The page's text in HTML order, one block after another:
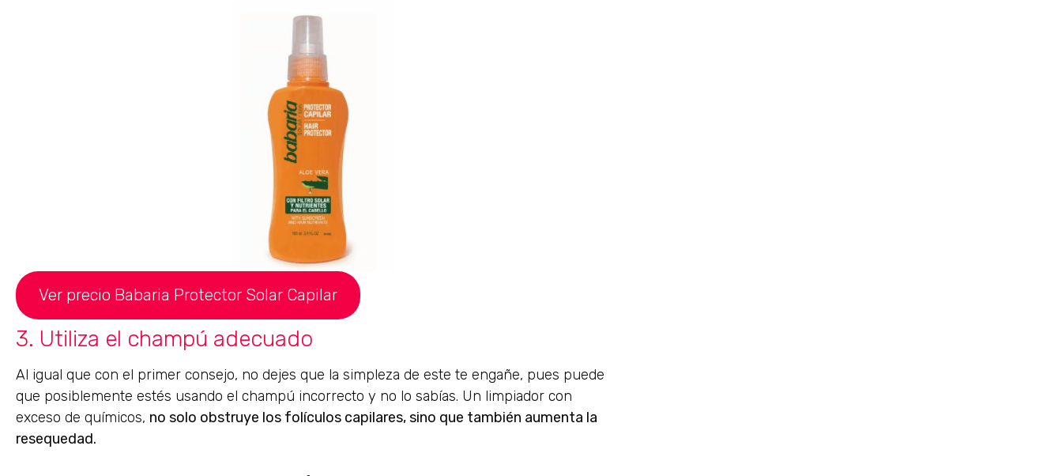
Ver precio Babaria Protector Solar Capilar
3. Utiliza el champú adecuado
Al igual que con el primer consejo, no dejes que la simpleza de este te engañe, pues puede
que posiblemente estés usando el champú incorrecto y no lo sabías. Un limpiador con
exceso de químicos, no solo obstruye los folículos capilares, sino que también aumenta la
resequedad.